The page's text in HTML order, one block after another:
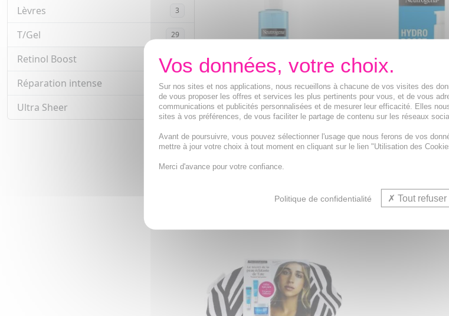
Lèvres 3
T/Gel 29
Retinol Boost
Réparation intense 2
Ultra Sheer 6
NEUTROGENA Hydro Boost
Aqua-Gel Hydratant 200ml
Gel nettoyant hydratant à l'acide
hyaluronique.
6,15€
AJOUTER AU PANIER
Sérum Ultra
Sérum hydratant à
AJOUTER AU
Sur nos sites et nos applications, nous recueillons à chacune de vos visites des
de vous proposer les offres et services les plus pertinents pour vous, et de vous
communications et publicités personnalisées et de mesurer leur efficacité. Elles
sites à vos préférences, de vous faciliter le partage de contenu sur les réseaux
Avant de poursuivre, vous pouvez sélectionner l'usage que nous ferons de vos
mettre à jour votre choix à tout moment en cliquant sur le lien "Utilisation des
Merci d'avance pour votre confiance.
Politique de confidentialité Tout refuser